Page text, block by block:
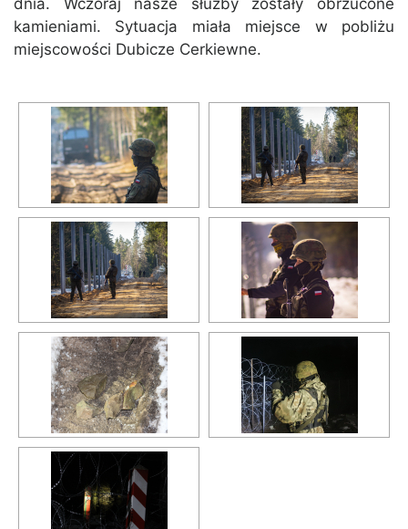
dnia. Wczoraj nasze służby zostały obrzucone
kamieniami. Sytuacja miała miejsce w pobliżu
miejscowości Dubicze Cerkiewne.